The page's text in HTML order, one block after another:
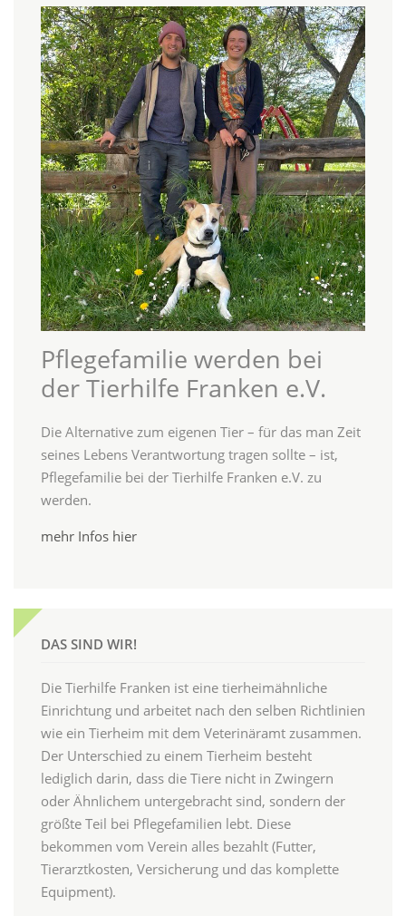
Pflegefamilie werden bei
der Tierhilfe Franken e.V.
Die Alternative zum eigenen Tier – für das man Zeit
seines Lebens Verantwortung tragen sollte – ist,
Pflegefamilie bei der Tierhilfe Franken e.V. zu
werden.
mehr Infos hier
DAS SIND WIR!
Die Tierhilfe Franken ist eine tierheimähnliche
Einrichtung und arbeitet nach den selben Richtlinien
wie ein Tierheim mit dem Veterinäramt zusammen.
Der Unterschied zu einem Tierheim besteht
lediglich darin, dass die Tiere nicht in Zwingern
oder Ähnlichem untergebracht sind, sondern der
größte Teil bei Pflegefamilien lebt. Diese
bekommen vom Verein alles bezahlt (Futter,
Tierarztkosten, Versicherung und das komplette
Equipment).